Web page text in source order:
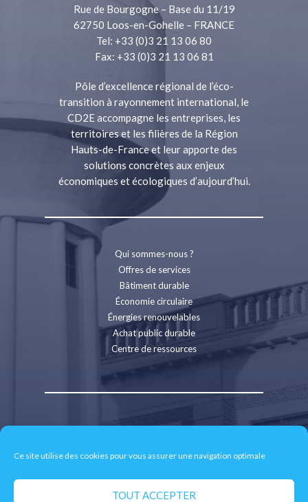
Ce site utilise des cookies pour vous assurer une navigation optimale
TOUT ACCEPTER
Rue de Bourgogne – Base du 11/19
62750 Loos-en-Gohelle – FRANCE
Tel: +33 (0)3 21 13 06 80
Fax: +33 (0)3 21 13 06 81
Pôle d’excellence régional de l’éco-
transition à rayonnement international, le
CD2E accompagne les entreprises, les
territoires et les filières de la Région
Hauts-de-France et leur apporte des
solutions concrètes aux enjeux
économiques et écologiques d’aujourd’hui.
Qui sommes-nous ?
Offres de services
Bâtiment durable
Économie circulaire
Énergies renouvelables
Achat public durable
Centre de ressources
Contact
Espace presse
Politique de confidentialité